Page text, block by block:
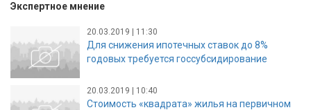
Экспертное мнение
20.03.2019 | 11:30
Для снижения ипотечных ставок до 8%
годовых требуется госсубсидирование
20.03.2019 | 10:40
Стоимость «квадрата» жилья на первичном